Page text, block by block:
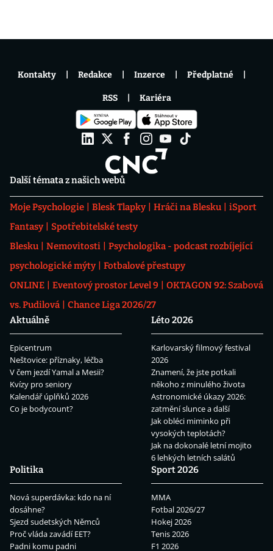
Další témata z našich webů
Moje Psychologie Blesk Tlapky Hráči na Blesku
iSport
Fantasy
Spotřebitelské testy
Blesku
Nemovitosti
Psychologika - podcast rozbíjející
psychologické mýty
Fotbalové přestupy
ONLINE
Eventový prostor Level 9
OKTAGON 92: Szabová
vs. Pudilová
Chance Liga 2026/27
Aktuálně
Epicentrum
Neštovice: příznaky, léčba
V čem jezdí Yamal a Mesii?
Kvízy pro seniory
Kalendář úplňků 2026
Co je bodycount?
Léto 2026
Karlovarský filmový festival
2026
Znamení, že jste potkali
někoho z minulého života
Astronomické úkazy 2026:
zatmění slunce a další
Jak obléci miminko při
vysokých teplotách?
Jak na dokonalé letní mojito
6 lehkých letních salátů
Politika
Nová superdávka: kdo na ní
dosáhne?
Sjezd sudetských Němců
Proč vláda zavádí EET?
Padni komu padni
Sport 2026
MMA
Fotbal 2026/27
Hokej 2026
Tenis 2026
F1 2026
Kontakty Redakce Inzerce Předplatné
RSS Kariéra